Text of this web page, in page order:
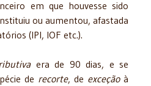
em que houvesse sido
ou aumentou, afastada
(IPI, IOF etc.).
era de 90 dias, e se
de recorte, de exceçãoà